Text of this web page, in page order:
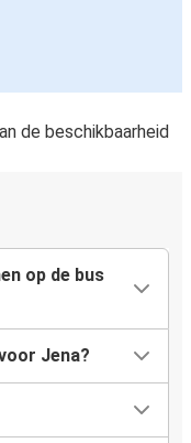
de beschikbaarheid
op de bus
Jena?